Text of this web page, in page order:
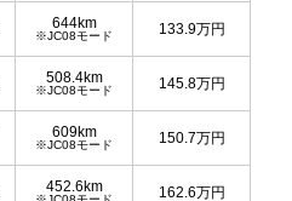
644km
※JC08モード 133.9万円
508.4km
※JC08モード 145.8万円
609km
※JC08モード 150.7万円
452.6km 162.6万円